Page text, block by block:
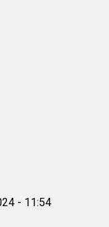
- 11:54